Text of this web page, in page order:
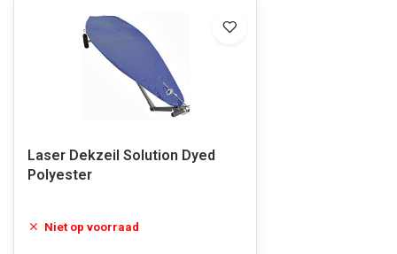
Laser Dekzeil Solution Dyed
Polyester
Niet op voorraad